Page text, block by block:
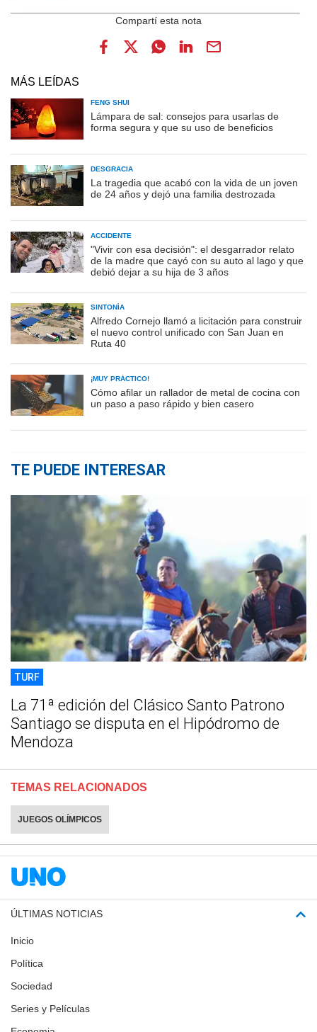
MÁS LEÍDAS
FENG SHUI
Lámpara de sal: consejos para usarlas de
forma segura y que su uso de beneficios
DESGRACIA
La tragedia que acabó con la vida de un joven
de 24 años y dejó una familia destrozada
ACCIDENTE
"Vivir con esa decisión": el desgarrador relato
de la madre que cayó con su auto al lago y que
debió dejar a su hija de 3 años
SINTONÍA
Alfredo Cornejo llamó a licitación para construir
el nuevo control unificado con San Juan en
Ruta 40
¡MUY PRÁCTICO!
Cómo afilar un rallador de metal de cocina con
un paso a paso rápido y bien casero
TE PUEDE INTERESAR
TURF
La 71ª edición del Clásico Santo Patrono
Santiago se disputa en el Hipódromo de
Mendoza
TEMAS RELACIONADOS
JUEGOS OLÍMPICOS
ÚLTIMAS NOTICIAS
Inicio
Política
Sociedad
Series y Películas